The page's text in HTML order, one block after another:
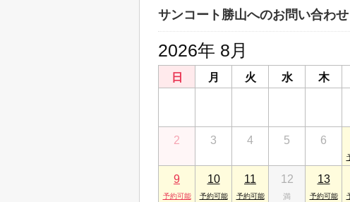
サンコート勝山へのお問い合わせ
2026年 8月
日 月 火 水 木
2 3 4 5 6
9 10 11 12 13